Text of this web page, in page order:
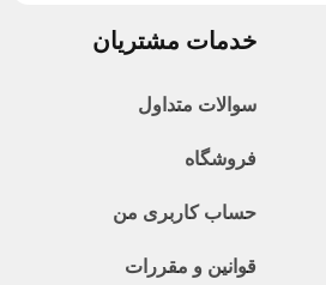
خدمات مشتریان
سوالات متداول
فروشگاه
حساب کاربری من
قوانین و مقررات